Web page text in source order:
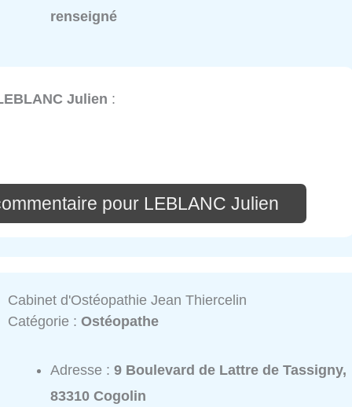
renseigné
Julien :
pour LEBLANC Julien
Cabinet d'Ostéopathie Jean Thiercelin
Catégorie :Ostéopathe
Adresse :9 Boulevard de Lattre de Tassigny,
83310 Cogolin